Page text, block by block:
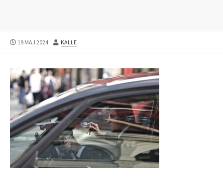
PUBLISHED
19 MAJ 2024 AUTHOR
KALLE